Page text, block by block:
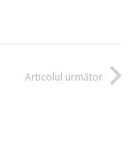
Articolul următor